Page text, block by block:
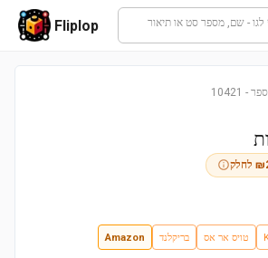
- שם, מספר סט או תיאור Fliplop
-
10421
₪ לחלק
טויס אר אס בריקלנד Amazon